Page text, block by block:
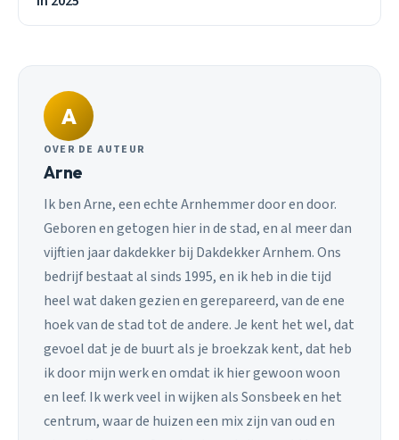
A
OVER DE AUTEUR
Arne
Ik ben Arne, een echte Arnhemmer door en door.
Geboren en getogen hier in de stad, en al meer dan
vijftien jaar dakdekker bij Dakdekker Arnhem. Ons
bedrijf bestaat al sinds 1995, en ik heb in die tijd
heel wat daken gezien en gerepareerd, van de ene
hoek van de stad tot de andere. Je kent het wel, dat
gevoel dat je de buurt als je broekzak kent, dat heb
ik door mijn werk en omdat ik hier gewoon woon
en leef. Ik werk veel in wijken als Sonsbeek en het
centrum, waar de huizen een mix zijn van oud en